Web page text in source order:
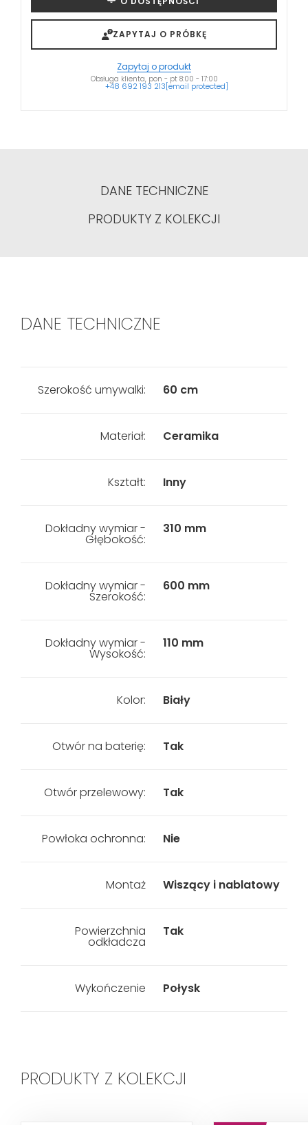
ZAPYTAJ O PRÓBKĘ
Zapytaj o produkt
Obsługa klienta, pon - pt 8:00 - 17:00
+48 692 193 213[email protected]
DANE TECHNICZNE
PRODUKTY Z KOLEKCJI
DANE TECHNICZNE
Szerokość umywalki: 60 cm
Materiał: Ceramika
Kształt: Inny
Dokładny wymiar -
Głębokość:
310 mm
Dokładny wymiar -
Szerokość:
600 mm
Dokładny wymiar -
Wysokość:
110 mm
Kolor: Biały
Otwór na baterię: Tak
Otwór przelewowy: Tak
Powłoka ochronna: Nie
Montaż Wiszący i nablatowy
Powierzchnia
odkładcza
Tak
Wykończenie Połysk
PRODUKTY Z KOLEKCJI